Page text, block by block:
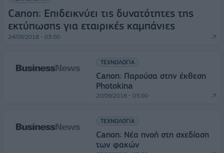
Canon: Επιδεικνύει τις δυνατότητες της
εκτύπωσης για εταιρικές καμπάνιες
24/09/2018 - 03:00
ΤΕΧΝΟΛΟΓΙΑ
Canon: Παρούσα στην έκθεση
Photokina
20/09/2018 - 03:00
ΤΕΧΝΟΛΟΓΙΑ
Canon: Νέα πνοή στη σχεδίαση
των φακών